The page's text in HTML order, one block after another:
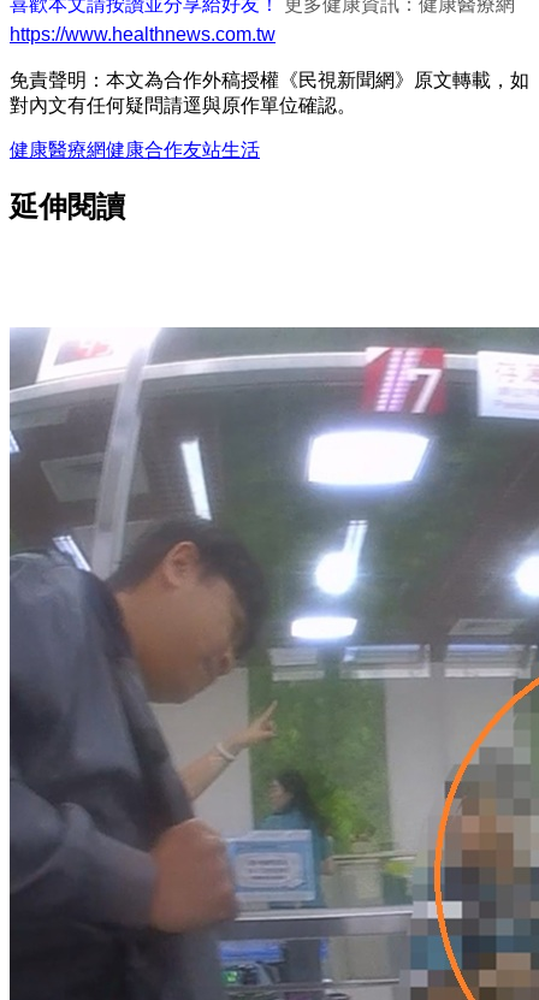
喜歡本文請按讚並分享給好友！
更多健康資訊：健康醫療網
https://www.healthnews.com.tw
免責聲明：本文為合作外稿授權《民視新聞網》原文轉載，如
對內文有任何疑問請逕與原作單位確認。
健康醫療網健康合作友站生活
延伸閱讀